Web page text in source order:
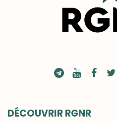
DÉCOUVRIR RGNR